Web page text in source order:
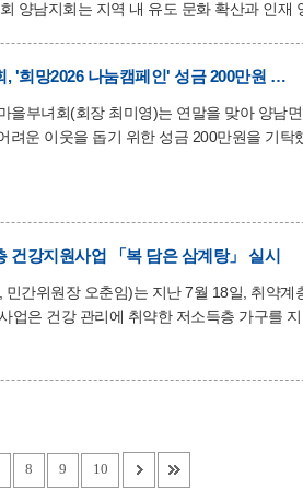
남면장은 “성균관 유도회 양남지회의
어려운 이웃들에게 소중하게 전달될 것”이
양남면 새마을지도자협의회 및 새마을부녀회, '희망2026 나눔캠페인' 성금 200만원 기탁
을부녀회(회장 최미영)는 연말을 맞아 양남
려운 이웃을 돕기 위한 성금 200만원을 기탁
웃들에게
건강지원사업 「복 담은 삼계탕」 실시
간위원장 오춘임)는 지난 7월 18일, 취약계
8 9 10